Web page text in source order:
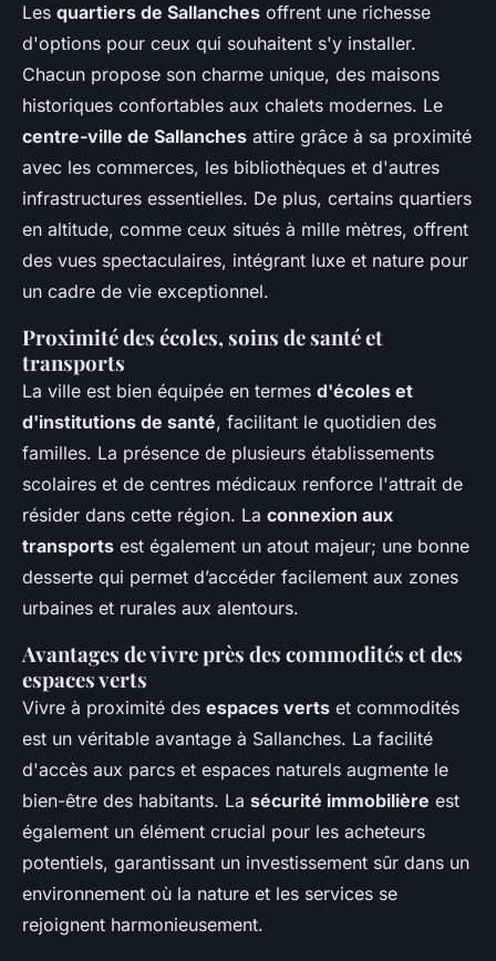
Les quartiers de Sallanches offrent une richesse
d'options pour ceux qui souhaitent s'y installer.
Chacun propose son charme unique, des maisons
historiques confortables aux chalets modernes. Le
centre-ville de Sallanches attire grâce à sa proximité
avec les commerces, les bibliothèques et d'autres
infrastructures essentielles. De plus, certains quartiers
en altitude, comme ceux situés à mille mètres, offrent
des vues spectaculaires, intégrant luxe et nature pour
un cadre de vie exceptionnel.
Proximité des écoles, soins de santé et
transports
La ville est bien équipée en termes d'écoles et
d'institutions de santé, facilitant le quotidien des
familles. La présence de plusieurs établissements
scolaires et de centres médicaux renforce l'attrait de
résider dans cette région. La connexion aux
transports est également un atout majeur; une bonne
desserte qui permet d’accéder facilement aux zones
urbaines et rurales aux alentours.
Avantages de vivre près des commodités et des
espaces verts
Vivre à proximité des espaces verts et commodités
est un véritable avantage à Sallanches. La facilité
d'accès aux parcs et espaces naturels augmente le
bien-être des habitants. La sécurité immobilière est
également un élément crucial pour les acheteurs
potentiels, garantissant un investissement sûr dans un
environnement où la nature et les services se
rejoignent harmonieusement.